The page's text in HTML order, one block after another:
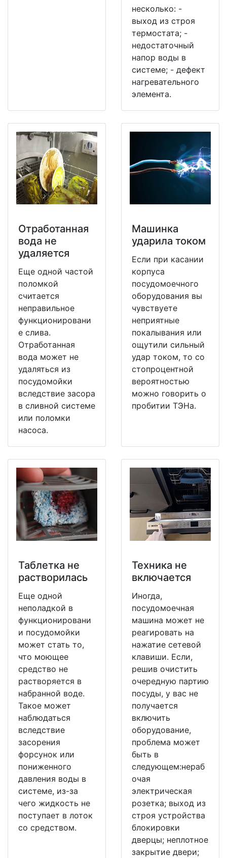
несколько: -
выход из строя
термостата; -
недостаточный
напор воды в
системе; - дефект
нагревательного
элемента.
Отработанная
вода не
удаляется
Еще одной частой
поломкой
считается
неправильное
функционировани
е слива.
Отработанная
вода может не
удаляться из
посудомойки
вследствие засора
в сливной системе
или поломки
насоса.
Машинка
ударила током
Если при касании
корпуса
посудомоечного
оборудования вы
чувствуете
неприятные
покалывания или
ощутили сильный
удар током, то со
стопроцентной
вероятностью
можно говорить о
пробитии ТЭНа.
Таблетка не
растворилась
Еще одной
неполадкой в
функционировани
и посудомойки
может стать то,
что моющее
средство не
растворяется в
набранной воде.
Такое может
наблюдаться
вследствие
засорения
форсунок или
пониженного
давления воды в
системе, из-за
чего жидкость не
поступает в лоток
со средством.
Техника не
включается
Иногда,
посудомоечная
машина может не
реагировать на
нажатие сетевой
клавиши. Если,
решив очистить
очередную партию
посуды, у вас не
получается
включить
оборудование,
проблема может
быть в
следующем:нераб
очая
электрическая
розетка; выход из
строя устройства
блокировки
дверцы; неплотное
закрытие двери;